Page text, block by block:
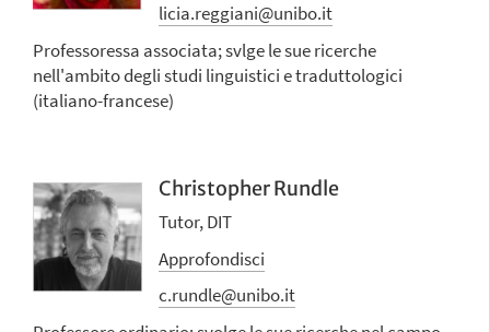
licia.reggiani@unibo.it
Professoressa associata; svlge le sue ricerche
nell'ambito degli studi linguistici e traduttologici
(italiano-francese)
Christopher Rundle
Tutor, DIT
Approfondisci
c.rundle@unibo.it